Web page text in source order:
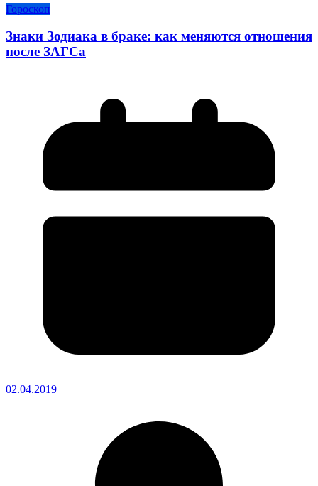
Гороскоп
Знаки Зодиака в браке: как меняются отношения
после ЗАГСа
02.04.2019